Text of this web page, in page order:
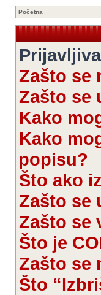
Početna
Zašto se
Zašto se
Kako
Kako
popisu?
Što ako
Zašto se
Zašto se
Što je
Zašto se
Što